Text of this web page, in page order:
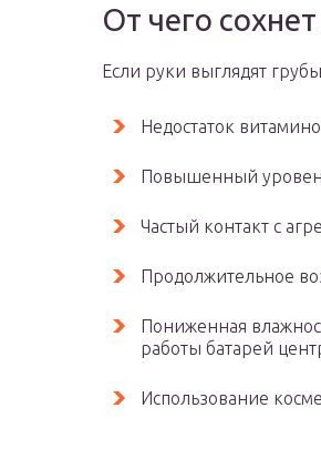
От чего
Если руки выглядят
Недостаток
Повышенный
Частый контакт с
Продолжительное
Пониженная
работы батарей
Использование